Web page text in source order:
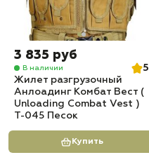
3 835 руб
В наличии
5
Жилет разгрузочный
Анлоадинг Комбат Вест (
Unloading Combat Vest )
T-045 Песок
Купить